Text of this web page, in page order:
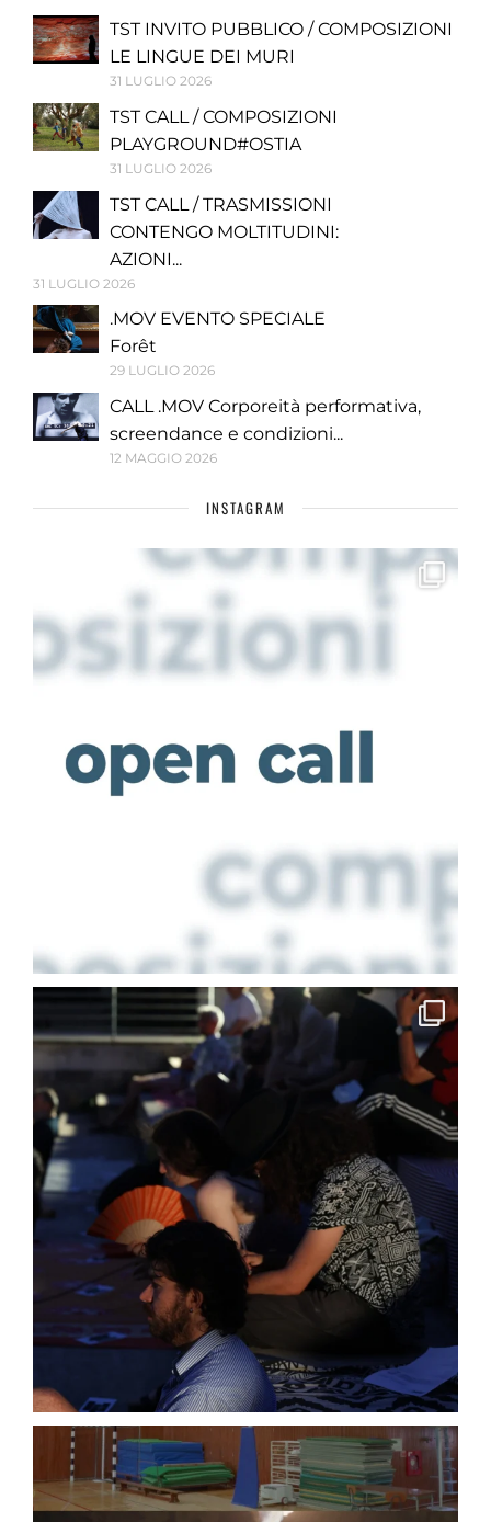
TST INVITO PUBBLICO / COMPOSIZIONI
LE LINGUE DEI MURI
31 LUGLIO 2026
TST CALL / COMPOSIZIONI
PLAYGROUND#OSTIA
31 LUGLIO 2026
TST CALL / TRASMISSIONI
CONTENGO MOLTITUDINI:
AZIONI...
31 LUGLIO 2026
.MOV EVENTO SPECIALE
Forêt
29 LUGLIO 2026
CALL .MOV Corporeità performativa,
screendance e condizioni...
12 MAGGIO 2026
INSTAGRAM